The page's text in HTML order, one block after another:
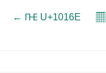
← 𐅮 U+1016E 𝄜